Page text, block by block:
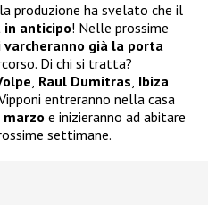
produzione ha svelato che il
anticipo! Nelle prossime
varcheranno già la porta
Di chi si tratta?
, Raul Dumitras, Ibiza
entreranno nella casa
e inizieranno ad abitare
settimane.